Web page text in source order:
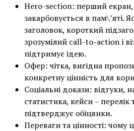
Hero-section: перший
закарбовується в пам\’яті.
заголовок, короткий
зрозумілий call-to-action і
підтримує ідею.
Офер: чітка, вигідна
конкретну цінність для
Соціальні докази: відгуки,
статистика, кейси –
підтверджує обіцянки.
Переваги та цінності: чому